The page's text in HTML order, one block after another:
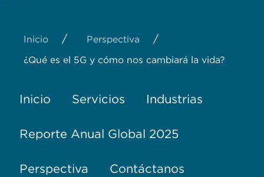
Inicio / Perspectiva /
¿Qué es el 5G y cómo nos cambiará la vida?
Inicio Servicios Industrias
Reporte Anual Global 2025
Perspectiva Contáctanos